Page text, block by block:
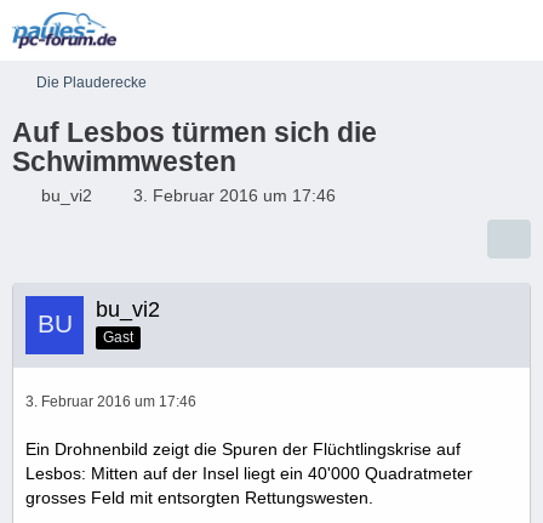
Die Plauderecke
Auf Lesbos türmen sich die
Schwimmwesten
bu_vi2 3. Februar 2016 um 17:46
bu_vi2
Gast
3. Februar 2016 um 17:46
Ein Drohnenbild zeigt die Spuren der Flüchtlingskrise auf
Lesbos: Mitten auf der Insel liegt ein 40'000 Quadratmeter
grosses Feld mit entsorgten Rettungswesten.